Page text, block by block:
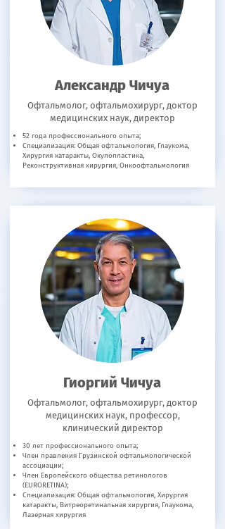
Александр Чичуа
Офтальмолог, офтальмохирург, доктор
медицинских наук, директор
52 года профессионального опыта;
Специализация: Общая офтальмология, Глаукома,
Хирургия катаракты, Окулопластика,
Реконструктивная хирургия, Онкоофтальмология
Гиоргий Чичуа
Офтальмолог, офтальмохирург, доктор
медицинских наук, профессор,
клинический директор
30 лет профессионального опыта;
Член правления Грузинской офтальмологической
ассоциации;
Член Европейского общества ретинологов
(EURORETINA);
Специализация: Общая офтальмология, Хирургия
катаракты, Витреоретинальная хирургия, Глаукома,
Лазерная хирургия